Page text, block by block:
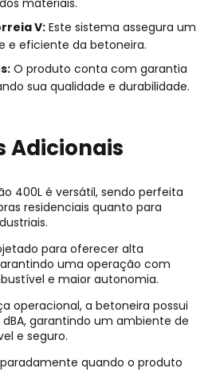
materiais.
V: Este sistema assegura um
e eficiente da betoneira.
O produto conta com garantia
sua qualidade e durabilidade.
Adicionais
400L é versátil, sendo perfeita
residenciais quanto para
para oferecer alta
uma operação com
e maior autonomia.
operacional, a betoneira possui
garantindo um ambiente de
e seguro.
quando o produto